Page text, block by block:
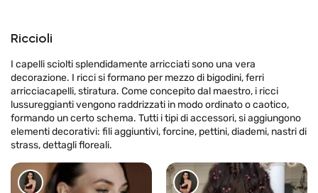
Riccioli
I capelli sciolti splendidamente arricciati sono una vera
decorazione. I ricci si formano per mezzo di bigodini, ferri
arricciacapelli, stiratura. Come concepito dal maestro, i ricci
lussureggianti vengono raddrizzati in modo ordinato o caotico,
formando un certo schema. Tutti i tipi di accessori, si aggiungono
elementi decorativi: fili aggiuntivi, forcine, pettini, diademi, nastri di
strass, dettagli floreali.